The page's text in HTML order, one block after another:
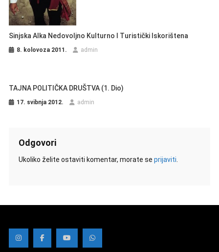
Sinjska Alka Nedovoljno Kulturno I Turistički Iskorištena
8. kolovoza 2011. admin
TAJNA POLITIČKA DRUŠTVA (1. Dio)
17. svibnja 2012. admin
Odgovori
Ukoliko želite ostaviti komentar, morate se prijaviti